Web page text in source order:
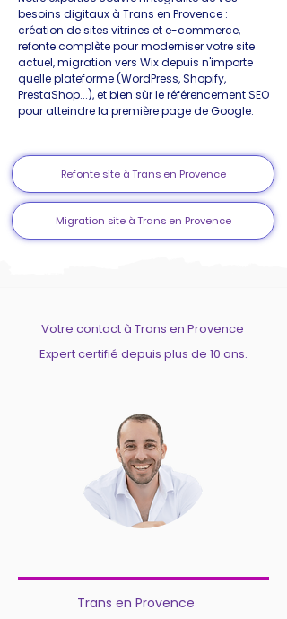
besoins digitaux à Trans en Provence :
création de sites vitrines et e-commerce,
refonte complète pour moderniser votre site
actuel, migration vers Wix depuis n'importe
quelle plateforme (WordPress, Shopify,
PrestaShop...), et bien sûr le référencement SEO
pour atteindre la première page de Google.
Refonte site à Trans en Provence
Migration site à Trans en Provence
Votre contact à Trans en Provence
Expert certifié depuis plus de 10 ans.
Trans en Provence